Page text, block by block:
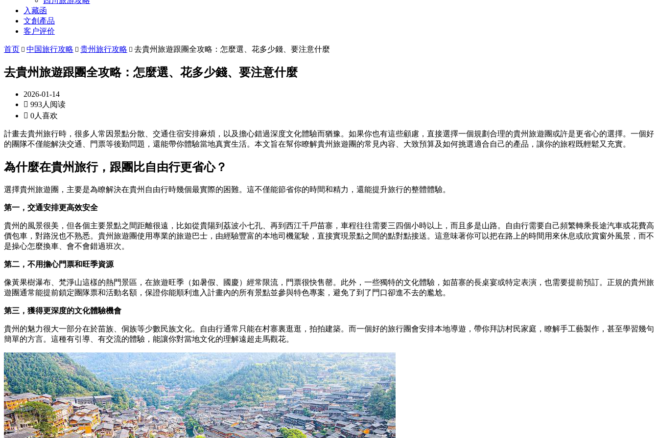
入藏函
文創產品
客户评价
首页  中国旅行攻略  贵州旅行攻略  去貴州旅遊跟團全攻略：怎麼選、花多少錢、要注意什麼
去貴州旅遊跟團全攻略：怎麼選、花多少錢、要注意什麼
2026-01-14
 993人阅读
 0人喜欢
計畫去貴州旅行時，很多人常因景點分散、交通住宿安排麻煩，以及擔心錯過深度文化體驗而猶豫。如果你也有這些顧慮，直接選擇一個規劃合理的貴州旅遊團或許是更省心的選擇。一個好
的團隊不僅能解決交通、門票等後勤問題，還能帶你體驗當地真實生活。本文旨在幫你瞭解貴州旅遊團的常見內容、大致預算及如何挑選適合自己的產品，讓你的旅程既輕鬆又充實。
為什麼在貴州旅行，跟團比自由行更省心？
選擇貴州旅遊團，主要是為瞭解決在貴州自由行時幾個最實際的困難。這不僅能節省你的時間和精力，還能提升旅行的整體體驗。
第一，交通安排更高效安全
貴州的風景很美，但各個主要景點之間距離很遠，比如從貴陽到荔波小七孔、再到西江千戶苗寨，車程往往需要三四個小時以上，而且多是山路。自由行需要自己頻繁轉乘長途汽車或花費高
價包車，對路況也不熟悉。貴州旅遊團使用專業的旅遊巴士，由經驗豐富的本地司機駕駛，直接實現景點之間的點對點接送。這意味著你可以把在路上的時間用來休息或欣賞窗外風景，而不
是操心怎麼換車、會不會錯過班次。
第二，不用擔心門票和旺季資源
像黃果樹瀑布、梵淨山這樣的熱門景區，在旅遊旺季（如暑假、國慶）經常限流，門票很快售罄。此外，一些獨特的文化體驗，如苗寨的長桌宴或特定表演，也需要提前預訂。正規的貴州旅
遊團通常能提前鎖定團隊票和活動名額，保證你能順利進入計畫內的所有景點並參與特色專案，避免了到了門口卻進不去的尷尬。
第三，獲得更深度的文化體驗機會
貴州的魅力很大一部分在於苗族、侗族等少數民族文化。自由行通常只能在村寨裏逛逛，拍拍建築。而一個好的旅行團會安排本地導遊，帶你拜訪村民家庭，瞭解手工藝製作，甚至學習幾句
簡單的方言。這種有引導、有交流的體驗，能讓你對當地文化的理解遠超走馬觀花。